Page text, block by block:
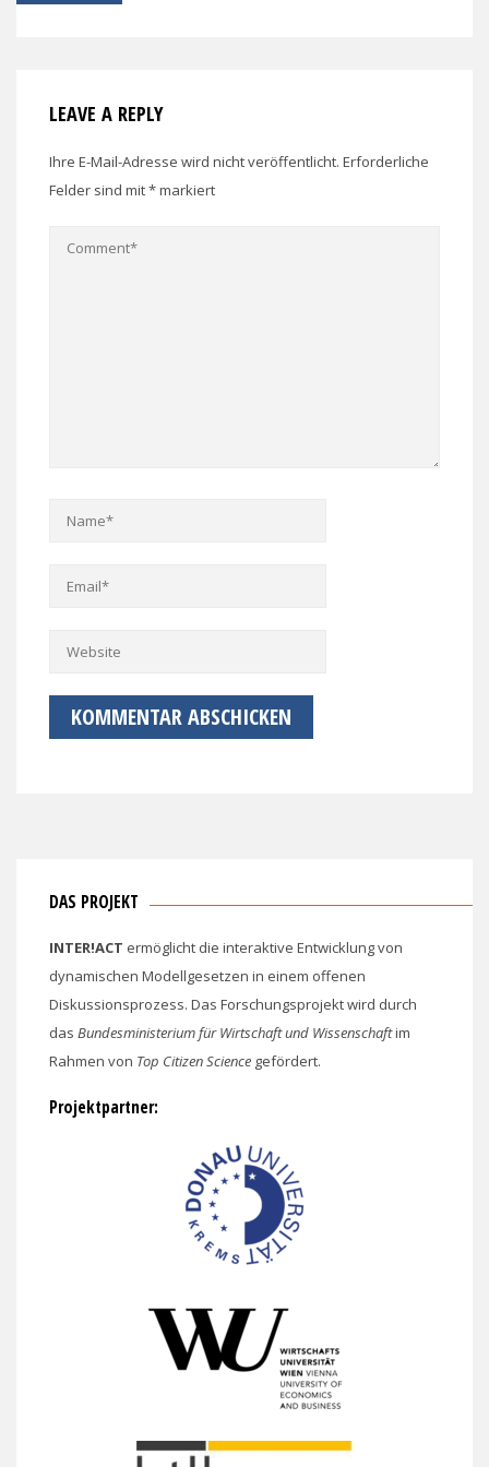
LEAVE A REPLY
Ihre E-Mail-Adresse wird nicht veröffentlicht. Erforderliche
Felder sind mit*markiert
DAS PROJEKT
INTER!ACT ermöglicht die interaktive Entwicklung von
dynamischen Modellgesetzen in einem offenen
Diskussionsprozess. Das Forschungsprojekt wird durch
das Bundesministerium für Wirtschaft und Wissenschaftim
Rahmen von Top Citizen Science gefördert.
Projektpartner: